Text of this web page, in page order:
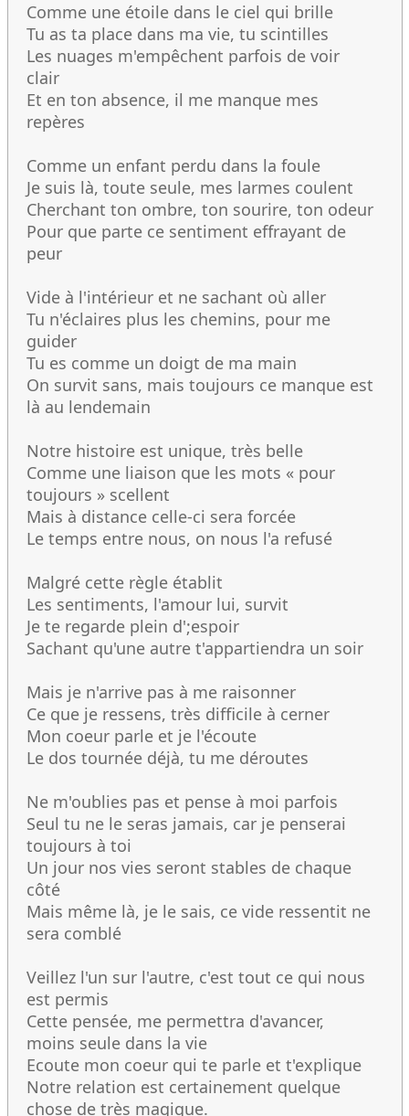
Comme une étoile dans le ciel qui brille
Tu as ta place dans ma vie, tu scintilles
Les nuages m'empêchent parfois de voir
clair
Et en ton absence, il me manque mes
repères
Comme un enfant perdu dans la foule
Je suis là, toute seule, mes larmes coulent
Cherchant ton ombre, ton sourire, ton odeur
Pour que parte ce sentiment effrayant de
peur
Vide à l'intérieur et ne sachant où aller
Tu n'éclaires plus les chemins, pour me
guider
Tu es comme un doigt de ma main
On survit sans, mais toujours ce manque est
là au lendemain
Notre histoire est unique, très belle
Comme une liaison que les mots « pour
toujours » scellent
Mais à distance celle-ci sera forcée
Le temps entre nous, on nous l'a refusé
Malgré cette règle établit
Les sentiments, l'amour lui, survit
Je te regarde plein d';espoir
Sachant qu'une autre t'appartiendra un soir
Mais je n'arrive pas à me raisonner
Ce que je ressens, très difficile à cerner
Mon coeur parle et je l'écoute
Le dos tournée déjà, tu me déroutes
Ne m'oublies pas et pense à moi parfois
Seul tu ne le seras jamais, car je penserai
toujours à toi
Un jour nos vies seront stables de chaque
côté
Mais même là, je le sais, ce vide ressentit ne
sera comblé
Veillez l'un sur l'autre, c'est tout ce qui nous
est permis
Cette pensée, me permettra d'avancer,
moins seule dans la vie
Ecoute mon coeur qui te parle et t'explique
Notre relation est certainement quelque
chose de très magique.